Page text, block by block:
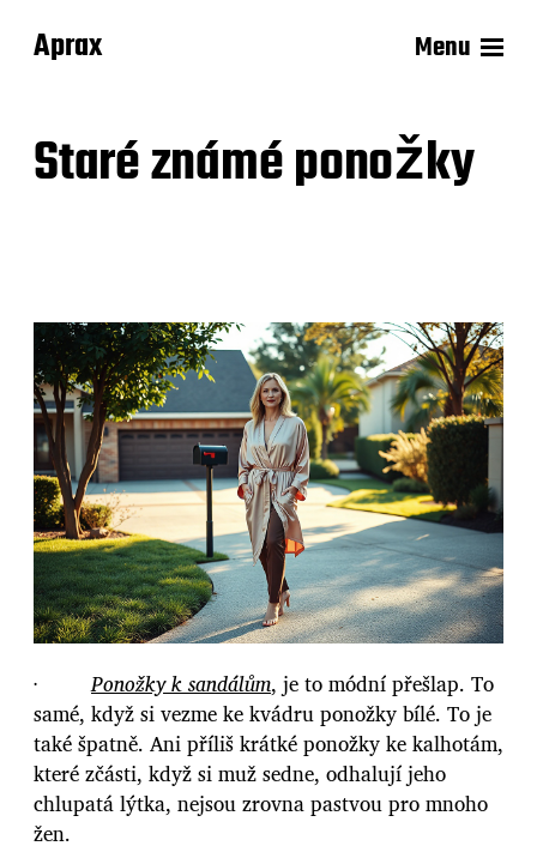
Aprax Menu
Staré známé ponožky
·Ponožky k sandálům, je to módní přešlap. To
samé, když si vezme ke kvádru ponožky bílé. To je
také špatně. Ani příliš krátké ponožky ke kalhotám,
které zčásti, když si muž sedne, odhalují jeho
chlupatá lýtka, nejsou zrovna pastvou pro mnoho
žen.